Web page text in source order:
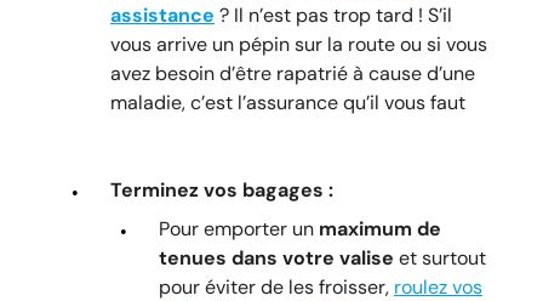
assistance ? Il n’est pas trop tard ! S’il
vous arrive un pépin sur la route ou si vous
avez besoin d’être rapatrié à cause d’une
maladie, c’est l’assurance qu’il vous faut
Terminez vos bagages :
Pour emporter un maximum de
tenues dans votre valise et surtout
pour éviter de les froisser, roulez vos